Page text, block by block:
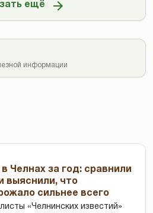
ещё
информации
Челнах за год: сравнили
выяснили, что
сильнее всего
«Челнинских известий»